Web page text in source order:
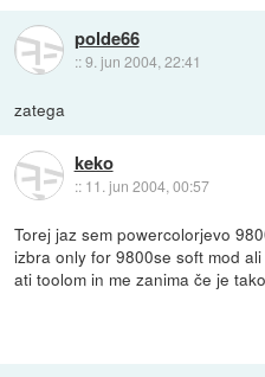
polde66
::9. jun 2004, 22:41
zatega
keko
:: 11. jun 2004, 00:57
Torej jaz sem powercolorjevo
izbra only for 9800se soft mod
ati toolom in me zanima če je